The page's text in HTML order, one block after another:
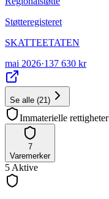
Støtteregisteret
SKATTEETATEN
mai 2026·137 630 kr
Se alle (21)
Immaterielle rettigheter
7
Varemerker
5 Aktive